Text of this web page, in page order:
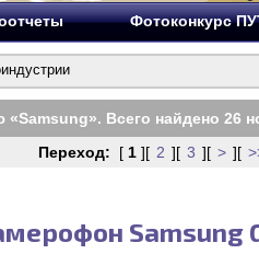
Фотоконкурс
«Samsung». Всего найдено 26
Переход: [ 1 ][ 2 ][ 3 ][ > ][
Samsung